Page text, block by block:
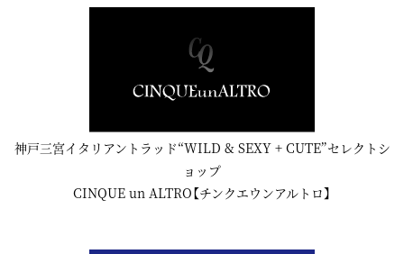
神戸三宮イタリアントラッド“WILD & SEXY + CUTE”セレクトシ
ョップ
CINQUE un ALTRO【チンクエウンアルトロ】